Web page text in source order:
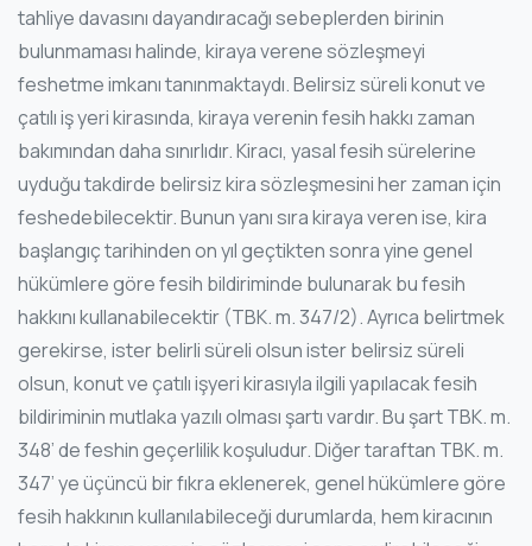
tahliye davasını dayandıracağı sebeplerden birinin
bulunmaması halinde, kiraya verene sözleşmeyi
feshetme imkanı tanınmaktaydı. Belirsiz süreli konut ve
çatılı iş yeri kirasında, kiraya verenin fesih hakkı zaman
bakımından daha sınırlıdır. Kiracı, yasal fesih sürelerine
uyduğu takdirde belirsiz kira sözleşmesini her zaman için
feshedebilecektir. Bunun yanı sıra kiraya veren ise, kira
başlangıç tarihinden on yıl geçtikten sonra yine genel
hükümlere göre fesih bildiriminde bulunarak bu fesih
hakkını kullanabilecektir (TBK. m. 347/2). Ayrıca belirtmek
gerekirse, ister belirli süreli olsun ister belirsiz süreli
olsun, konut ve çatılı işyeri kirasıyla ilgili yapılacak fesih
bildiriminin mutlaka yazılı olması şartı vardır. Bu şart TBK. m.
348’ de feshin geçerlilik koşuludur. Diğer taraftan TBK. m.
347’ ye üçüncü bir fıkra eklenerek, genel hükümlere göre
fesih hakkının kullanılabileceği durumlarda, hem kiracının